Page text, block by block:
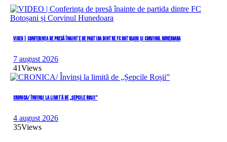
VIDEO | Conferința de presă înainte de partida dintre FC Botoșani și Corvinul Hunedoara
7 august 2026
41Views
CRONICA/ Învinși la limită de „Șepcile Roșii”
4 august 2026
35Views